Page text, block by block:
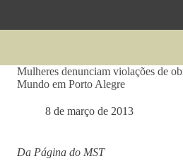
Mulheres denunciam violações de
Mundo em Porto Alegre
8 de março de 2013
Da Página do MST